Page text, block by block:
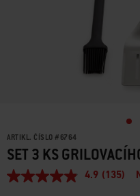
ARTIKL. ČÍSLO # 6764
SET 3 KS
Průměrné
4.9 (135)